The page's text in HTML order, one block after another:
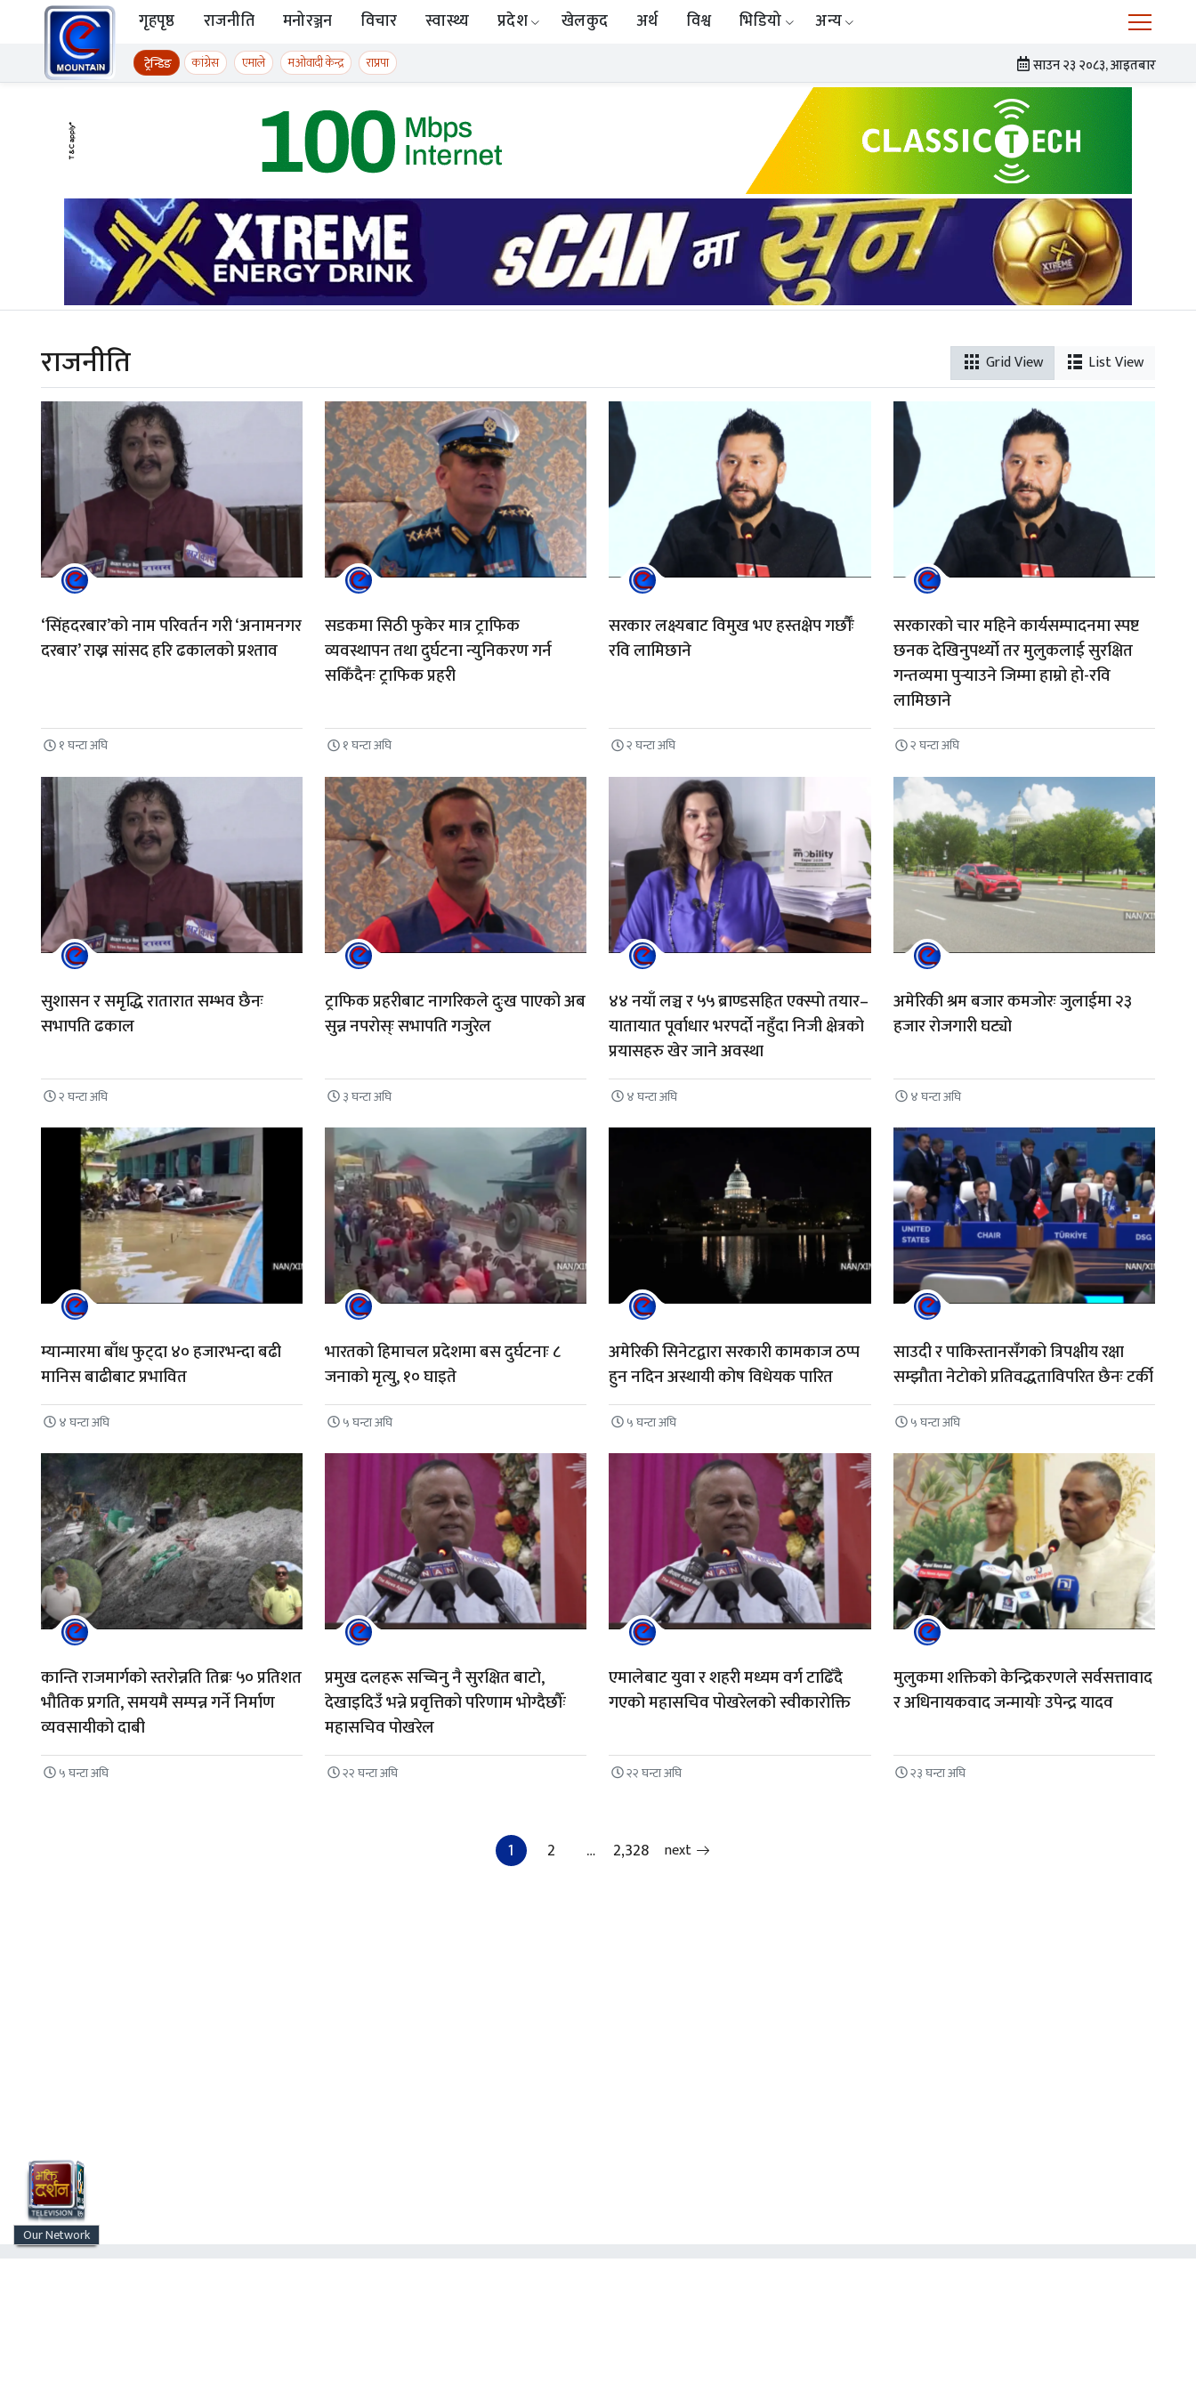
Skip to content
ईमाउण्टेन समाचार
गृहपृष्ठ राजनीति मनोरञ्जन विचार स्वास्थ्य प्रदेश खेलकुद अर्थ विश्व भिडियो अन्य
ट्रेन्डिङ कांग्रेस एमाले मओवादी केन्द्र राप्रपा साउन २३ २०८३, आइतबार
Our Network
राजनीति Grid View List View
‘सिंहदरबार’को नाम परिवर्तन गरी ‘अनामनगर
दरबार’ राख्न सांसद हरि ढकालको प्रश्ताव
१ घन्टा अघि
सडकमा सिठी फुकेर मात्र ट्राफिक
व्यवस्थापन तथा दुर्घटना न्युनिकरण गर्न
सकिँदैनः ट्राफिक प्रहरी
१ घन्टा अघि
सरकार लक्ष्यबाट विमुख भए हस्तक्षेप गर्छौंः
रवि लामिछाने
२ घन्टा अघि
सरकारको चार महिने कार्यसम्पादनमा स्पष्ट
छनक देखिनुपर्थ्यो तर मुलुकलाई सुरक्षित
गन्तव्यमा पुर्‍याउने जिम्मा हाम्रो हो-रवि
लामिछाने
२ घन्टा अघि
सुशासन र समृद्धि रातारात सम्भव छैनः
सभापति ढकाल
२ घन्टा अघि
ट्राफिक प्रहरीबाट नागरिकले दुःख पाएको अब
सुन्न नपरोस्ः सभापति गजुरेल
३ घन्टा अघि
४४ नयाँ लञ्च र ५५ ब्राण्डसहित एक्स्पो तयार–
यातायात पूर्वाधार भरपर्दो नहुँदा निजी क्षेत्रको
प्रयासहरु खेर जाने अवस्था
४ घन्टा अघि
अमेरिकी श्रम बजार कमजोरः जुलाईमा २३
हजार रोजगारी घट्यो
४ घन्टा अघि
म्यान्मारमा बाँध फुट्दा ४० हजारभन्दा बढी
मानिस बाढीबाट प्रभावित
४ घन्टा अघि
भारतको हिमाचल प्रदेशमा बस दुर्घटनाः ८
जनाको मृत्यु, १० घाइते
५ घन्टा अघि
अमेरिकी सिनेटद्वारा सरकारी कामकाज ठप्प
हुन नदिन अस्थायी कोष विधेयक पारित
५ घन्टा अघि
साउदी र पाकिस्तानसँगको त्रिपक्षीय रक्षा
सम्झौता नेटोको प्रतिवद्धताविपरित छैनः टर्की
५ घन्टा अघि
कान्ति राजमार्गको स्तरोन्नति तिब्रः ५० प्रतिशत
भौतिक प्रगति, समयमै सम्पन्न गर्ने निर्माण
व्यवसायीको दाबी
५ घन्टा अघि
प्रमुख दलहरू सच्चिनु नै सुरक्षित बाटो,
देखाइदिउँ भन्ने प्रवृत्तिको परिणाम भोग्दैछौँः
महासचिव पोखरेल
२२ घन्टा अघि
एमालेबाट युवा र शहरी मध्यम वर्ग टाढिँदै
गएको महासचिव पोखरेलको स्वीकारोक्ति
२२ घन्टा अघि
मुलुकमा शक्तिको केन्द्रिकरणले सर्वसत्तावाद
र अधिनायकवाद जन्मायोः उपेन्द्र यादव
२३ घन्टा अघि
Posts pagination
1 2 … 2,328 next